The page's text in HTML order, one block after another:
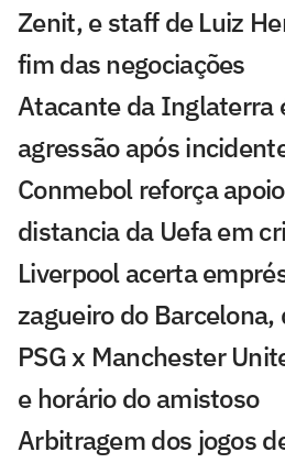
Zenit, e staff de Luiz
fim das negociações
Atacante da Inglaterra
agressão após
Conmebol reforça
distancia da Uefa em
Liverpool acerta
zagueiro do
PSG x Manchester
e horário do amistoso
Arbitragem dos jogos